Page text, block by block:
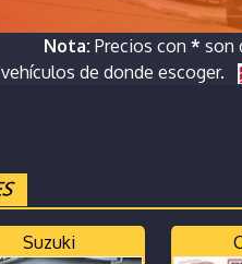
Nota: Precios con * son
vehículos de donde escoger.
Suzuki